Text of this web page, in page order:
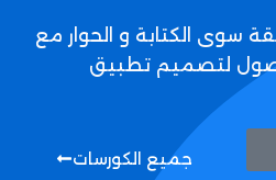
سوى الكتابة و الحوار مع
لتصميم تطبيق
جميع الكورسات